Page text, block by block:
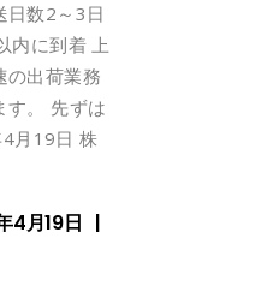
日数2～3日
内に到着 上
の出荷業務
す。 先ずは
月19日 株
4月19日